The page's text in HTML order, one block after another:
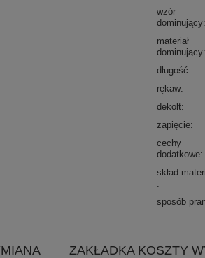
wzór
dominujący
materiał
dominujący
długość
rękaw
dekolt
zapięcie
cechy
dodatkowe
skład
sposób
ZAKŁADKA KOSZTY